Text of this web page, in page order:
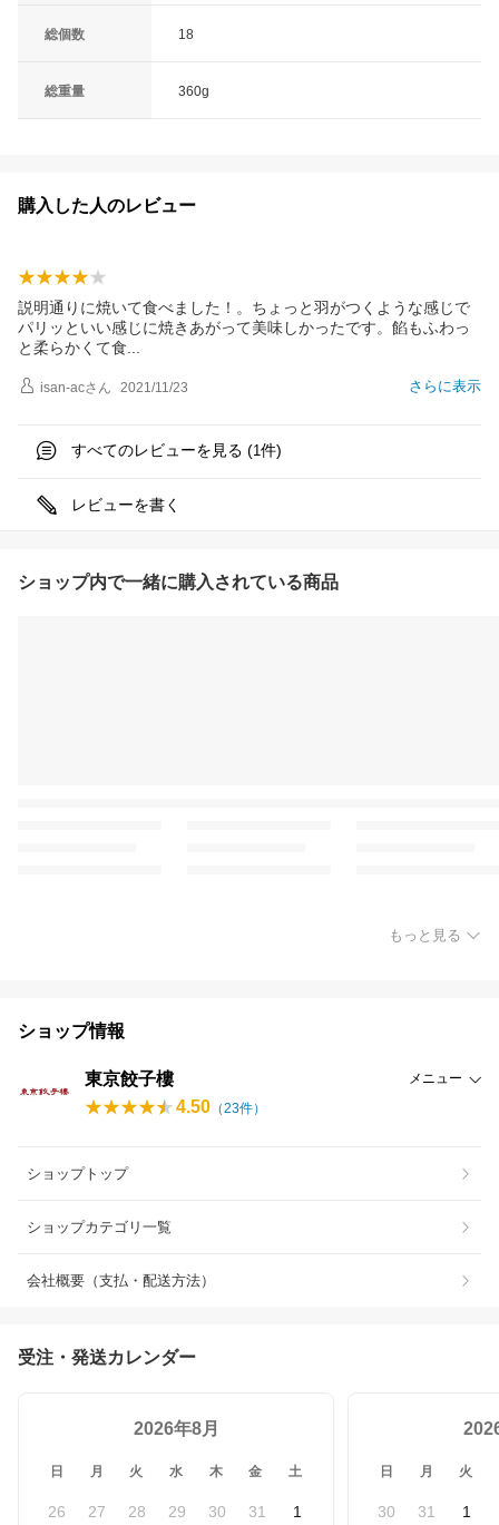
総個数 18
総重量 360g
購入した人のレビュー
説明通りに焼いて食べました！。ちょっと羽がつくような感じで
パリッといい感じに焼きあがって美味しかったです。餡もふわっ
と柔らかくて食
さらに表示
isan-acさん 2021/11/23
すべてのレビューを見る (1件)
レビューを書く
ショップ内で一緒に購入されている商品
もっと見る
ショップ情報
東京餃子樓 メニュー
4.50 （23件）
ショップトップ
ショップカテゴリ一覧
会社概要（支払・配送方法）
受注・発送カレンダー
2026年8月
日 月 火 水 木 金 土
26 27 28 29 30 31 1
日 月 火
30 31 1